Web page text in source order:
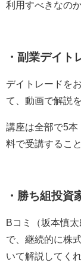
利用すべきなの
・副業デイト
デイトレードを
て、動画で解説
講座は全部で5
料で受講するこ
・勝ち組投資
Bコミ（坂本慎
で、継続的に株
いて解説してく